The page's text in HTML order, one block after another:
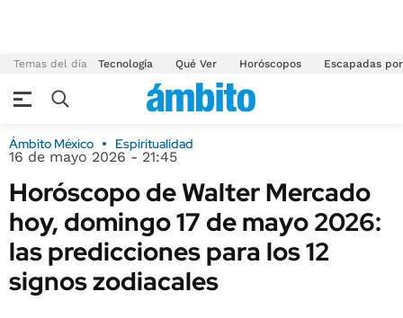
Temas del día Tecnología Qué Ver Horóscopos Escapadas
Ámbito México Espiritualidad
16 de mayo 2026 - 21:45
Horóscopo de Walter Mercado
hoy, domingo 17 de mayo 2026:
las predicciones para los 12
signos zodiacales